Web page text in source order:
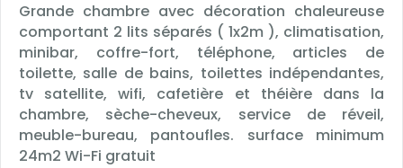
Grande chambre avec décoration chaleureuse
comportant 2 lits séparés ( 1x2m ), climatisation,
minibar, coffre-fort, téléphone, articles de
toilette, salle de bains, toilettes indépendantes,
tv satellite, wifi, cafetière et théière dans la
chambre, sèche-cheveux, service de réveil,
meuble-bureau, pantoufles. surface minimum
24m2 Wi-Fi gratuit